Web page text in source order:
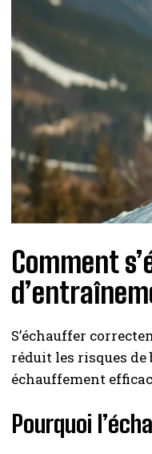
Comment
S’échauffer
réduit les risques
échauffement
Pourquoi